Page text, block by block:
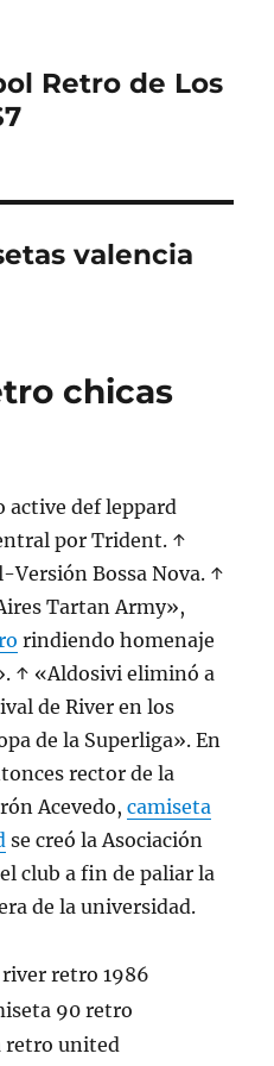
Retro de Los
valencia
chicas
por Trident. ↑
Versión Bossa Nova. ↑
Tartan Army»,
rindiendo homenaje
↑ «Aldosivi eliminó a
de River en los
de la Superliga». En
rector de la
Acevedo,camiseta
se creó la Asociación
club a fin de paliar la
de la universidad.